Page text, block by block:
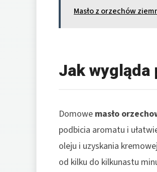
Masło z orzechów
Jak wygląda
Domowe masło
podbicia aromatu i
oleju i uzyskania
od kilku do kilkunastu